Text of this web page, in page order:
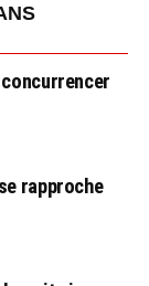
rapproche